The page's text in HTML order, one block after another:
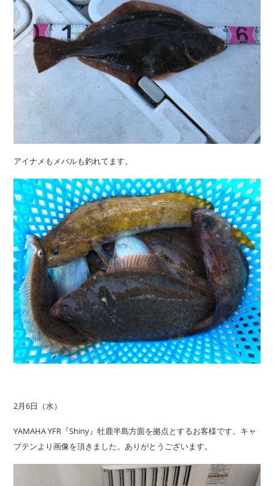
アイナメもメバルも釣れてます。
2月6日（水）
YAMAHA YFR『Shiny』牡鹿半島方面を拠点とするお客様です。キャ
プテンより画像を頂きました。ありがとうございます。